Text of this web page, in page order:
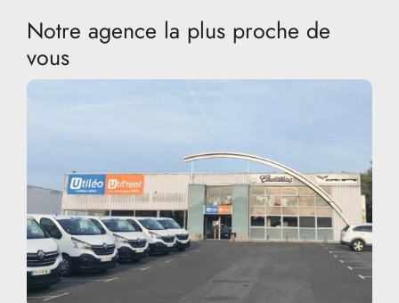
Notre agence la plus proche de
vous